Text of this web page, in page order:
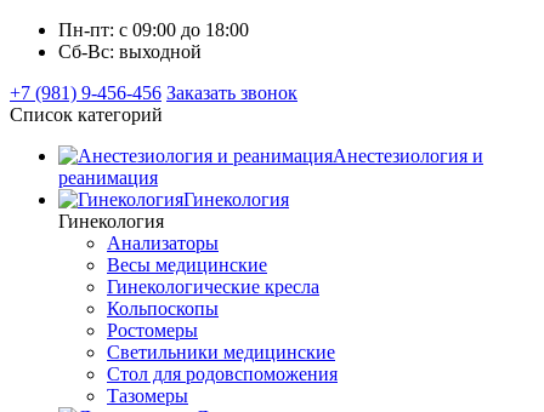
Пн-пт: с 09:00 до 18:00
Сб-Вс: выходной
+7 (981) 9-456-456 Заказать звонок
Список категорий
Анестезиология и
реанимация
Гинекология
Гинекология
Анализаторы
Весы медицинские
Гинекологические кресла
Кольпоскопы
Ростомеры
Светильники медицинские
Стол для родовспоможения
Тазомеры